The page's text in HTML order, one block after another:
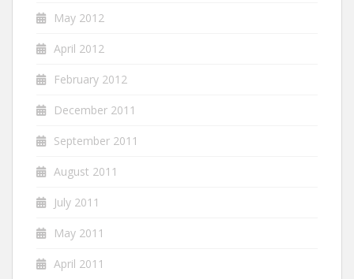
May 2012
April 2012
February 2012
December 2011
September 2011
August 2011
July 2011
May 2011
April 2011